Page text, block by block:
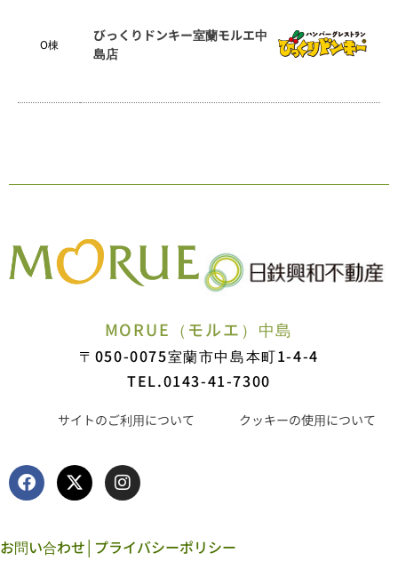
O棟
びっくりドンキー室蘭モルエ中
島店
MORUE（モルエ）中島
〒050-0075室蘭市中島本町1-4-4
TEL.0143-41-7300
サイトのご利用について クッキーの使用について
お問い合わせ│ プライバシーポリシー